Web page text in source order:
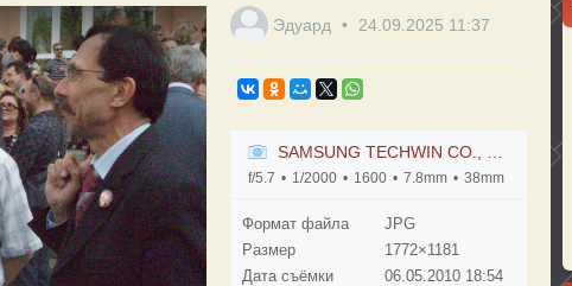
Эдуард 24.09.2025 11:37
f/5.7 1/2000 1600 7.8mm 38mm
Формат файла
JPG
Размер
1772×1181
Дата съёмки
06.05.2010 18:54